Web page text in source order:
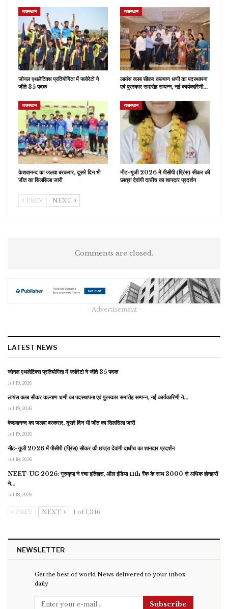
राजस्थान
जोनल एथलेटिक्स प्रतियोगिता में फ्लोरेटो ने
जीते 35 पदक
राजस्थान
लायंस क्लब सीकर कल्याण धणी का पदस्थापना
एवं पुरस्कार समारोह सम्पन्न, नई कार्यकारिणी…
राजस्थान
केशवानन्द का जलवा बरकरार, दूसरे दिन भी
जीत का सिलसिला जारी
राजस्थान
नीट-यूजी 2026 में पीसीपी (प्रिंस) सीकर की
छात्रा देवांगी दाधीच का शानदार प्रदर्शन
PREV NEXT
Comments are closed.
- Advertisement -
LATEST NEWS
जोनल एथलेटिक्स प्रतियोगिता में फ्लोरेटो ने जीते 35 पदक
Jul 19, 2026
लायंस क्लब सीकर कल्याण धणी का पदस्थापना एवं पुरस्कार समारोह सम्पन्न, नई कार्यकारिणी ने…
Jul 19, 2026
केशवानन्द का जलवा बरकरार, दूसरे दिन भी जीत का सिलसिला जारी
Jul 19, 2026
नीट-यूजी 2026 में पीसीपी (प्रिंस) सीकर की छात्रा देवांगी दाधीच का शानदार प्रदर्शन
Jul 18, 2026
NEET-UG 2026: गुरुकृपा ने रचा इतिहास, ऑल इंडिया 11th रैंक के साथ 3000 से अधिक होनहारों
ने…
Jul 18, 2026
PREV NEXT 1 of 1,346
NEWSLETTER
Get the best of world News delivered to your inbox
daily
Subscribe